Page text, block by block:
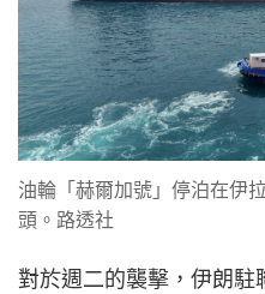
油輪「赫爾加號」停泊在伊
頭。路透社
對於週二的襲擊，伊朗駐